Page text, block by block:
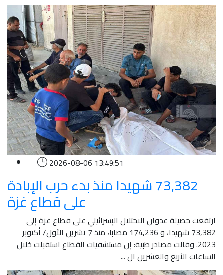
2026-08-06 13:49:51
73,382 شهيدا منذ بدء حرب الإبادة
على قطاع غزة
ارتفعت حصيلة عدوان الاحتلال الإسرائيلي على قطاع غزة إلى
73,382 شهيدا، و 174,236 مصابا، منذ 7 تشرين الأول/ أكتوبر
2023. وقالت مصادر طبية: إن مستشفيات القطاع استقبلت خلال
الساعات الأربع والعشرين ال ...